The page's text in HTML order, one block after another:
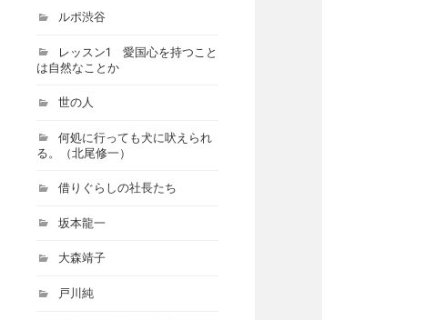
ルポ渋谷
レッスン1 愛国心を持つこと
は自然なことか
世の人
何処に行っても犬に吠えられ
る。（北尾修一）
借りぐらしの社長たち
坂本龍一
大森靖子
戸川純